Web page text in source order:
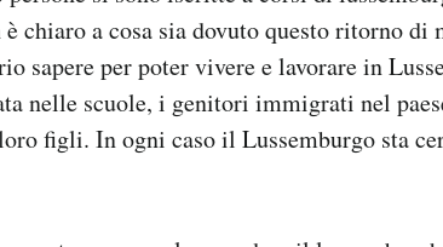
chiaro a cosa sia dovuto questo ritorno di
sapere per poter vivere e lavorare in
nelle scuole, i genitori immigrati nel
figli. In ogni caso il Lussemburgo sta